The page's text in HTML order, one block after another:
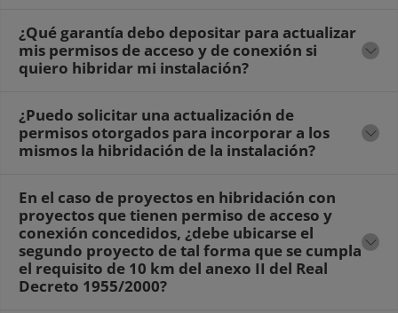
¿Qué garantía debo depositar para actualizar
mis permisos de acceso y de conexión si
quiero hibridar mi instalación?
¿Puedo solicitar una actualización de
permisos otorgados para incorporar a los
mismos la hibridación de la instalación?
En el caso de proyectos en hibridación con
proyectos que tienen permiso de acceso y
conexión concedidos, ¿debe ubicarse el
segundo proyecto de tal forma que se cumpla
el requisito de 10 km del anexo II del Real
Decreto 1955/2000?